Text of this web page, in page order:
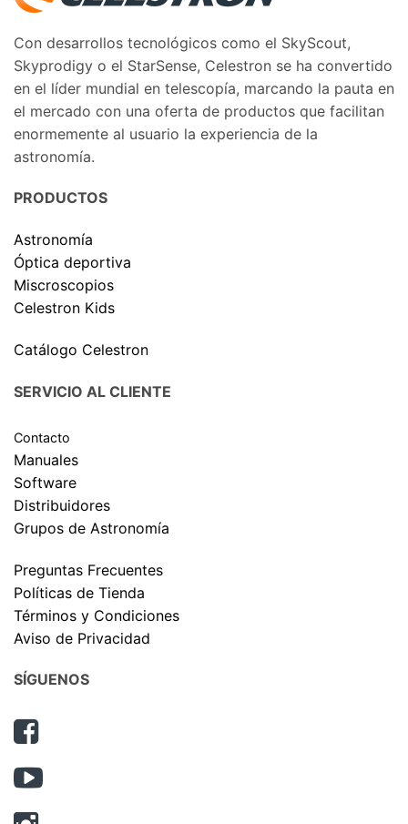
Con desarrollos tecnológicos como el SkyScout,
Skyprodigy o el StarSense, Celestron se ha convertido
en el líder mundial en telescopía, marcando la pauta en
el mercado con una oferta de productos que facilitan
enormemente al usuario la experiencia de la
astronomía.
PRODUCTOS
Astronomía
Óptica deportiva
Miscroscopios
Celestron Kids
Catálogo Celestron
SERVICIO AL CLIENTE
Contacto
Manuales
Software
Distribuidores
Grupos de Astronomía
Preguntas Frecuentes
Políticas de Tienda
Términos y Condiciones
Aviso de Privacidad
SÍGUENOS